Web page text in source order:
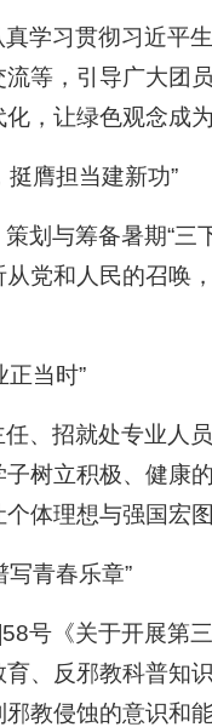
学习贯彻习近平
等，引导广大团
，让绿色观念成
挺膺担当建新功”
划与筹备暑期“
党和人民的召唤
正当时”
、招就处专业人
树立积极、健康
体理想与强国宏
写青春乐章”
号《关于开展第
、反邪教科普知
教侵蚀的意识和